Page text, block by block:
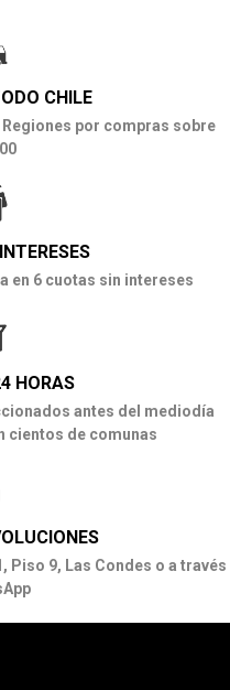
CHILE
por compras sobre
en 6 cuotas sin intereses
HORAS
antes del mediodía
cientos de comunas
Piso 9, Las Condes o a través